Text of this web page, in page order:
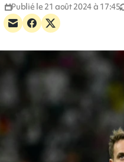
Publié le 21 août 2024 à 17:45